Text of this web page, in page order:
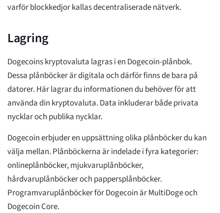
varför blockkedjor kallas decentraliserade nätverk.
Lagring
Dogecoins kryptovaluta lagras i en Dogecoin-plånbok.
Dessa plånböcker är digitala och därför finns de bara på
datorer. Här lagrar du informationen du behöver för att
använda din kryptovaluta. Data inkluderar både privata
nycklar och publika nycklar.
Dogecoin erbjuder en uppsättning olika plånböcker du kan
välja mellan. Plånböckerna är indelade i fyra kategorier:
onlineplånböcker, mjukvaruplånböcker,
hårdvaruplånböcker och pappersplånböcker.
Programvaruplånböcker för Dogecoin är MultiDoge och
Dogecoin Core.